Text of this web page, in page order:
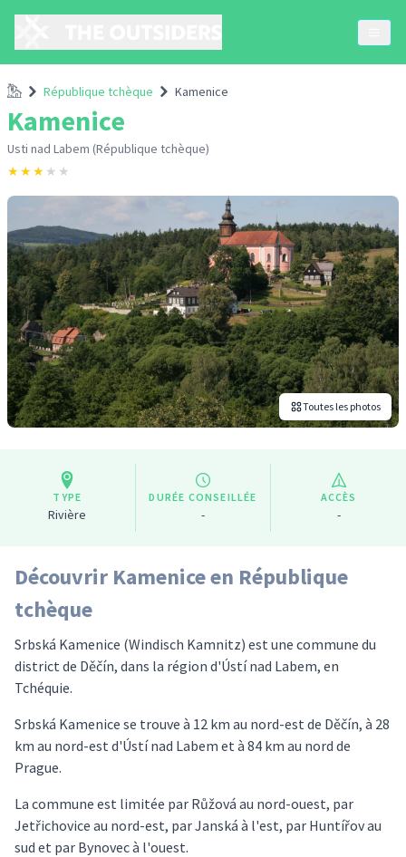
AccueilRépublique tchèque Kamenice
Kamenice
Usti nad Labem (République tchèque)
★★★ ★ ★
Toutes les photos
TYPE
Rivière
DURÉE CONSEILLÉE
-
ACCÈS
-
Découvrir Kamenice en République
tchèque
Srbská Kamenice (Windisch Kamnitz) est une commune du
district de Děčín, dans la région d'Ústí nad Labem, en
Tchéquie.
Srbská Kamenice se trouve à 12 km au nord-est de Děčín, à 28
km au nord-est d'Ústí nad Labem et à 84 km au nord de
Prague.
La commune est limitée par Růžová au nord-ouest, par
Jetřichovice au nord-est, par Janská à l'est, par Huntířov au
sud et par Bynovec à l'ouest.